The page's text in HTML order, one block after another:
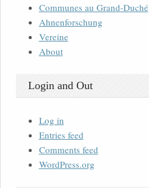
Communes au Grand-Duché
Ahnenforschung
Vereine
About
Login and Out
Log in
Entries feed
Comments feed
WordPress.org